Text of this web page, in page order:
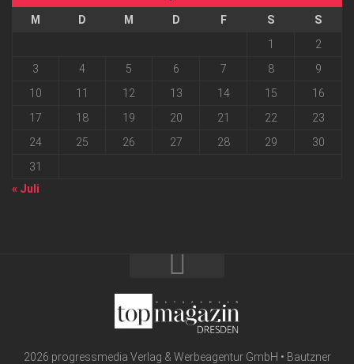
M D M D F S
S
1
2
3
4 5 6 7 8
9
10
11 12 13 14 15
16
17
18 19 20 21 22
23
24
25 26 27 28 29
30
31
« Juli
2026 progressmedia Verlag & Werbeagentur GmbH • Bautzner